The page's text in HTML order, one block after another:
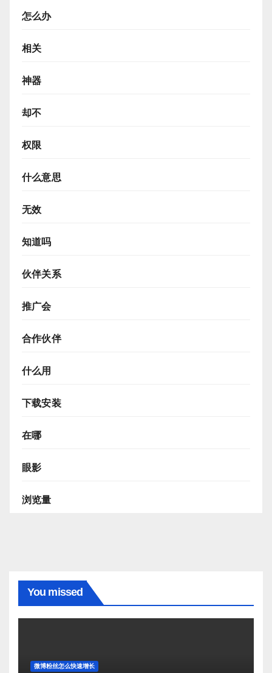
怎么办
相关
神器
却不
权限
什么意思
无效
知道吗
伙伴关系
推广会
合作伙伴
什么用
下载安装
在哪
眼影
浏览量
You missed
微博粉丝怎么快速增长